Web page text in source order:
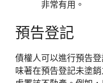
非常有用。
預告登記
債權人可以進行預告
味著在預告登記未塗